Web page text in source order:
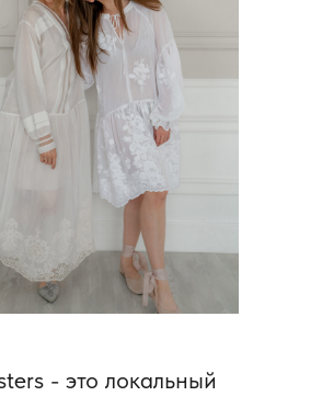
- это локальный